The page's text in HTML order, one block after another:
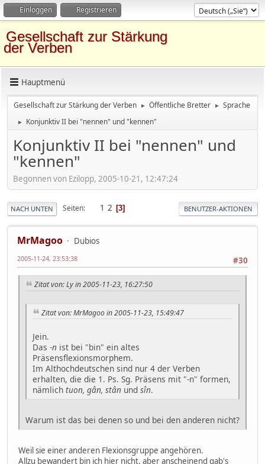
Einloggen Registrieren
Gesellschaft zur Stärkung
der Verben
Hauptmenü
Gesellschaft zur Stärkung der Verben ► Öffentliche Bretter ► Sprache
► Konjunktiv II bei "nennen" und "kennen"
Konjunktiv II bei "nennen" und
"kennen"
Begonnen von Ezilopp, 2005-10-21, 12:47:24
NACH UNTEN Seiten 1 2 3 BENUTZER-AKTIONEN
MrMagoo
Dubios
#30
2005-11-24, 23:53:38
Zitat von: Ly in 2005-11-23, 16:27:50
Zitat von: MrMagoo in 2005-11-23, 15:49:47
Jein.
Das -n ist bei "bin" ein altes
Präsensflexionsmorphem.
Im Althochdeutschen sind nur 4 der Verben
erhalten, die die 1. Ps. Sg. Präsens mit "-n" formen,
nämlich tuon, gân, stân und sîn.
Warum ist das bei denen so und bei den anderen nicht?
Weil sie einer anderen Flexionsgruppe angehören.
Allzu bewandert bin ich hier nicht, aber anscheinend gab's